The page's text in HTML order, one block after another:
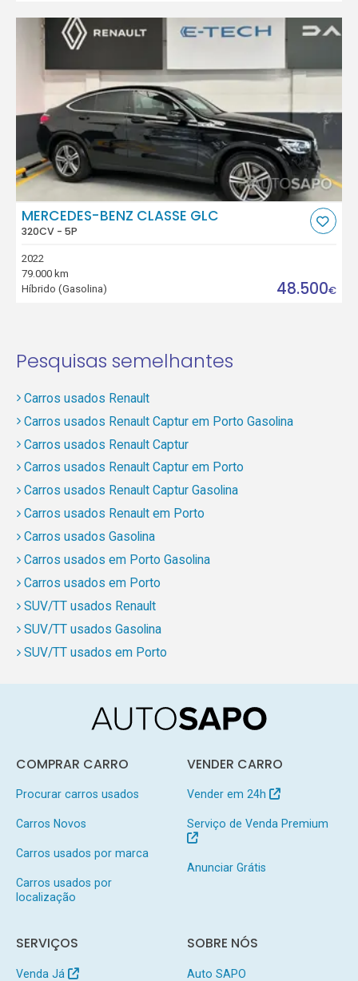
MERCEDES-BENZ CLASSE GLC
320CV - 5P
2022
79.000 km
Híbrido (Gasolina)
48.500€
Pesquisas semelhantes
Carros usados Renault
Carros usados Renault Captur em Porto Gasolina
Carros usados Renault Captur
Carros usados Renault Captur em Porto
Carros usados Renault Captur Gasolina
Carros usados Renault em Porto
Carros usados Gasolina
Carros usados em Porto Gasolina
Carros usados em Porto
SUV/TT usados Renault
SUV/TT usados Gasolina
SUV/TT usados em Porto
COMPRAR CARRO
Procurar carros usados
Carros Novos
Carros usados por marca
Carros usados por
localização
VENDER CARRO
Vender em 24h
Serviço de Venda Premium
Anunciar Grátis
SERVIÇOS
Venda Já
SOBRE NÓS
Auto SAPO